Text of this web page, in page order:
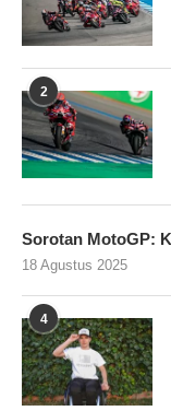
2
Sorotan MotoGP:
18 Agustus 2025
4